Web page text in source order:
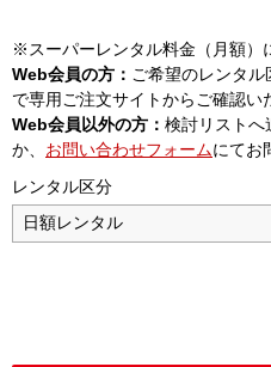
※スーパーレンタル料金（月額）
Web会員の方： ご希望のレンタ
で専用ご注文サイトからご確認い
Web会員以外の方： 検討リストへ
か、 お問い合わせフォームにてお
レンタル区分